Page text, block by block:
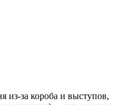
из-за короба и выступов,